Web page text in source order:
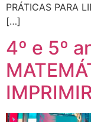
PRÁTICAS PARA
[…]
4º e 5º